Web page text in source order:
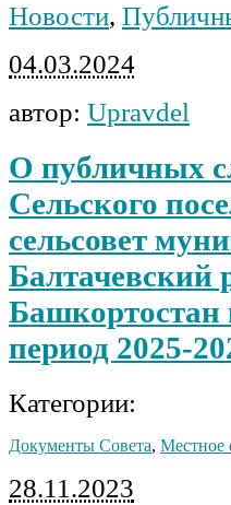
Новости,
04.03.2024
автор: Upravdel
О публичных
Сельского
сельсовет
Балтачевский
Башкортостан
период 2025-
Категории:
Документы Совета, Местное
28.11.2023